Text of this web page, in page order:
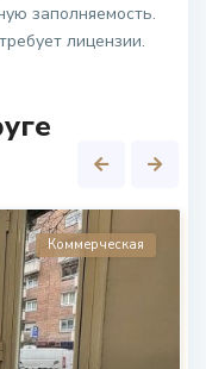
заполняемость.
лицензии.
Коммерческая